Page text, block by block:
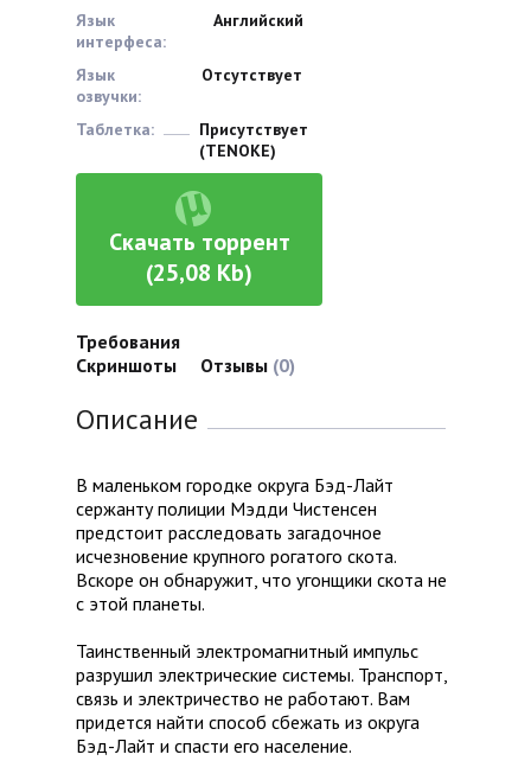
Язык
интерфеса:
Английский
Язык
озвучки:
Отсутствует
Таблетка:
Присутствует
(TENOKE)
Скачать торрент
(25,08 Kb)
Требования
Скриншоты
Отзывы (0)
Описание
В маленьком городке округа Бэд-Лайт
сержанту полиции Мэдди Чистенсен
предстоит расследовать загадочное
исчезновение крупного рогатого скота.
Вскоре он обнаружит, что угонщики скота не
с этой планеты.
Таинственный электромагнитный импульс
разрушил электрические системы. Транспорт,
связь и электричество не работают. Вам
придется найти способ сбежать из округа
Бэд-Лайт и спасти его население.